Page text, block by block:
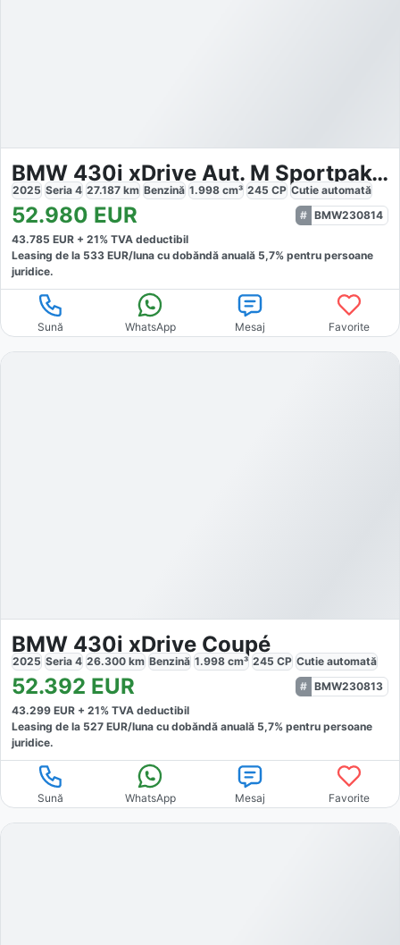
BMW 430i xDrive Aut. M Sportpaket
2025 Seria 4 27.187 km Benzină 1.998 cm³ 245 CP Cutie automată
52.980 EUR
BMW230814
43.785 EUR + 21% TVA deductibil
Leasing de la 533 EUR/luna cu dobăndă anuală 5,7% pentru persoane
juridice.
Sună WhatsApp Mesaj Favorite
BMW 430i xDrive Coupé
2025 Seria 4 26.300 km Benzină 1.998 cm³ 245 CP Cutie automată
52.392 EUR
BMW230813
43.299 EUR + 21% TVA deductibil
Leasing de la 527 EUR/luna cu dobăndă anuală 5,7% pentru persoane
juridice.
Sună WhatsApp Mesaj Favorite